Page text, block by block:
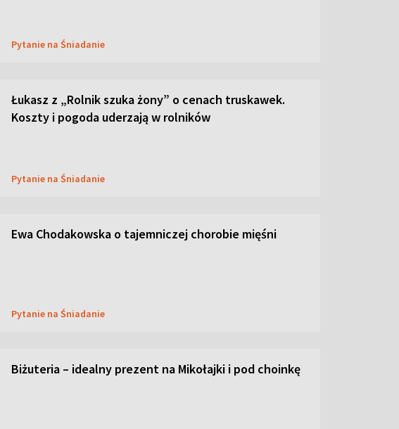
Pytanie na Śniadanie
Łukasz z „Rolnik szuka żony” o cenach truskawek.
Koszty i pogoda uderzają w rolników
Pytanie na Śniadanie
Ewa Chodakowska o tajemniczej chorobie mięśni
Pytanie na Śniadanie
Biżuteria – idealny prezent na Mikołajki i pod choinkę